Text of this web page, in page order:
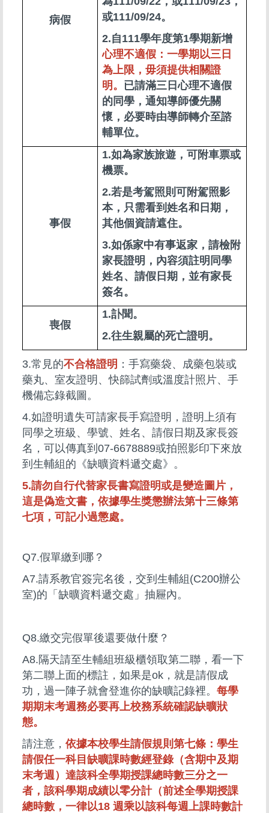
病假
或111/09/24。
2.自111學年度第1學期新增
心理不適假：一學期以三日
為上限，毋須提供相關證
明。 已請滿三日心理不適假
的同學，通知導師優先關
懷，必要時由導師轉介至諮
輔單位。
事假
1.如為家族旅遊，可附車票或
機票。
2.若是考駕照則可附駕照影
本，只需看到姓名和日期，
其他個資請遮住。
3.如係家中有事返家，請檢附
家長證明，內容須註明同學
姓名、請假日期，並有家長
簽名。
喪假
1.訃聞。
2.往生親屬的死亡證明。
3.常見的不合格證明 ：手寫藥袋、成藥包裝或
藥丸、室友證明、快篩試劑或溫度計照片、手
機備忘錄截圖。
4.如證明遺失可請家長手寫證明，證明上須有
同學之班級、學號、姓名、請假日期及家長簽
名，可以傳真到07-6678889或拍照影印下來放
到生輔組的《缺曠資料遞交處》。
5.請勿自行代替家長書寫證明或是變造圖片，
這是偽造文書，依據學生獎懲辦法第十三條第
七項，可記小過懲處。
Q7.假單繳到哪？
A7.請系教官簽完名後，交到生輔組(C200辦公
室)的「缺曠資料遞交處」抽屜內。
Q8.繳交完假單後還要做什麼？
A8.隔天請至生輔組班級櫃領取第二聯，看一下
第二聯上面的標註，如果是ok，就是請假成
功，過一陣子就會登進你的缺曠記錄裡。 每學
期期末考週務必要再上校務系統確認缺曠狀
態。
請注意， 依據本校學生請假規則第七條：學生
請假任一科目缺曠課時數經登錄（含期中及期
末考週）達該科全學期授課總時數三分之一
者，該科學期成績以零分計（前述全學期授課
總時數，一律以18 週乘以該科每週上課時數計